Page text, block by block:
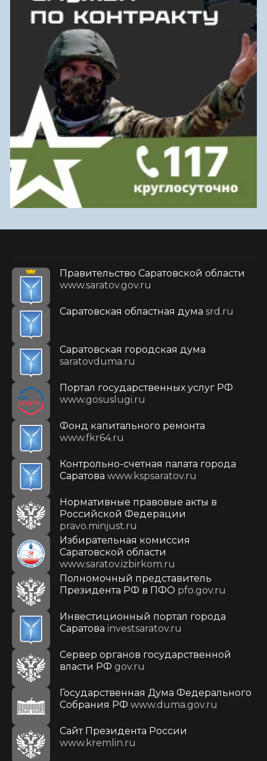
Правительство Саратовской области
www.saratov.gov.ru
Саратовская областная дума srd.ru
Саратовская городская дума
saratovduma.ru
Портал государственных услуг РФ
www.gosuslugi.ru
Фонд капитального ремонта
www.fkr64.ru
Контрольно-счетная палата города
Саратова www.kspsaratov.ru
Нормативные правовые акты в
Российской Федерации
pravo.minjust.ru
Избирательная комиссия
Саратовской области
www.saratov.izbirkom.ru
Полномочный представитель
Президента РФ в ПФО pfo.gov.ru
Инвестиционный портал города
Саратова investsaratov.ru
Сервер органов государственной
власти РФ gov.ru
Государственная Дума Федерального
Собрания РФ www.duma.gov.ru
Cайт Президента России
www.kremlin.ru